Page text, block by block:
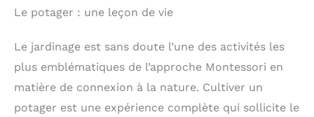
ajuster la largeur de la
distance des yeux. Il
d'âges différents. C'est
aussi un jouet d'extérieur
adapté aux sports et aux
jeux de plein air. Il peut
observer des oiseaux, des
animaux, des paysages,
Le potager : une leçon de vie
Le jardinage est sans doute l’une des activités les
plus emblématiques de l’approche Montessori en
matière de connexion à la nature. Cultiver un
potager est une expérience complète qui sollicite le